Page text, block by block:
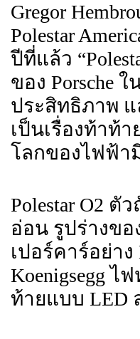
Gregor
Polestar
ปีที่แล้ว
ของ Porsche
ประสิทธิภาพ
เป็นเรื่องท้าท้
โลกของไฟฟ้า
Polestar O2 ตั
อ่อน รูปร่างข
เปอร์คาร์อย่าง
Koenigsegg ไ
ท้ายแบบ LED